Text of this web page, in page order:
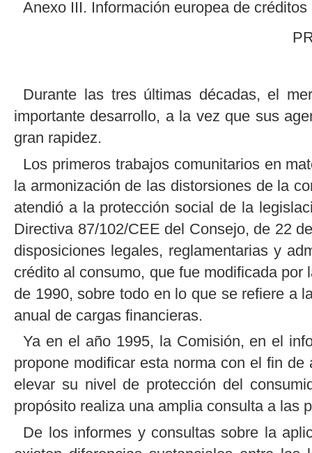
Anexo III. Información europea de
Durante las tres últimas décadas, el
importante desarrollo, a la vez que sus
gran rapidez.
Los primeros trabajos comunitarios en
la armonización de las distorsiones de la
atendió a la protección social de la
Directiva 87/102/CEE del Consejo, de 22
disposiciones legales, reglamentarias y
crédito al consumo, que fue modificada
de 1990, sobre todo en lo que se refiere a
anual de cargas financieras.
Ya en el año 1995, la Comisión, en el
propone modificar esta norma con el fin
elevar su nivel de protección del
propósito realiza una amplia consulta a las
De los informes y consultas sobre la